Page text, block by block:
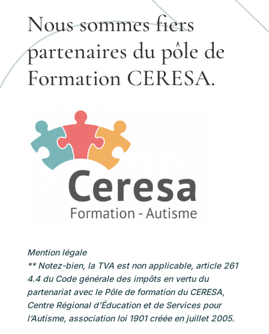
Nous sommes fiers
partenaires du pôle de
Formation CERESA.
Mention légale
** Notez-bien, la TVA est non applicable, article 261
4.4 du Code générale des impôts en vertu du
partenariat avec le Pôle de formation du CERESA,
Centre Régional d’Éducation et de Services pour
l’Autisme, association loi 1901 créée en juillet 2005.